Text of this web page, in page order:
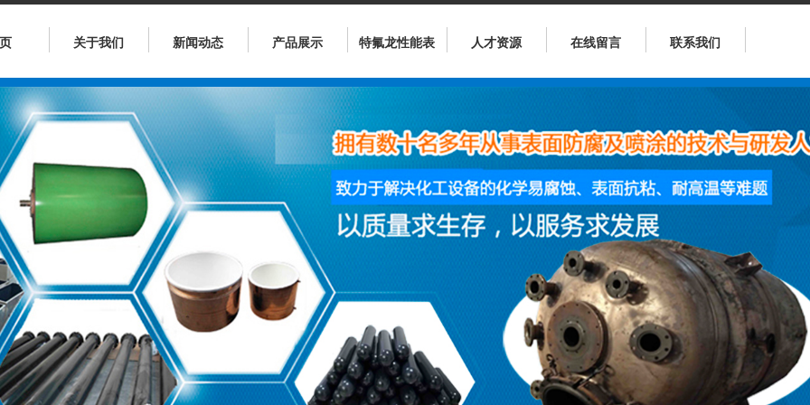
关于我们 新闻动态 产品展示 特氟龙性能表 人才资源 在线留言 联系我们